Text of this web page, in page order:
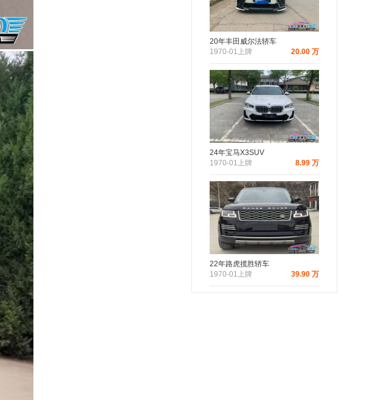
20年丰田威尔法轿车
1970-01上牌
20.00 万
24年宝马X3SUV
1970-01上牌
8.99 万
22年路虎揽胜轿车
1970-01上牌
39.90 万